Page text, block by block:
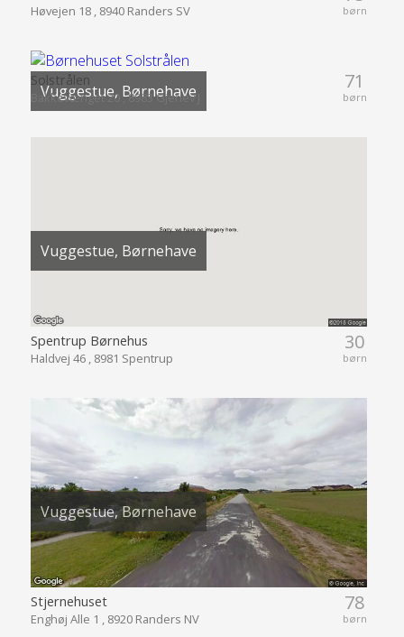
børn
Høvejen 18 , 8940 Randers SV
Vuggestue, Børnehave 71
børn
Solstrålen
Bakkevænget 20 , 8983 Gjerlev J
Vuggestue, Børnehave
30
børn
Spentrup Børnehus
Haldvej 46 , 8981 Spentrup
Vuggestue, Børnehave
78
børn
Stjernehuset
Enghøj Alle 1 , 8920 Randers NV